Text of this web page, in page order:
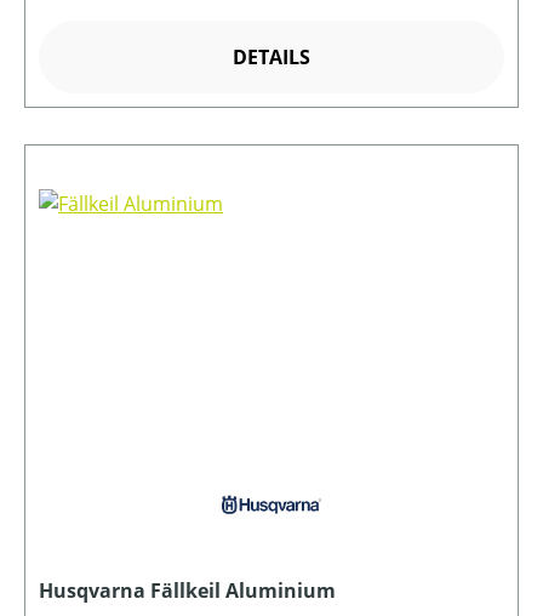
DETAILS
Husqvarna Fällkeil Aluminium